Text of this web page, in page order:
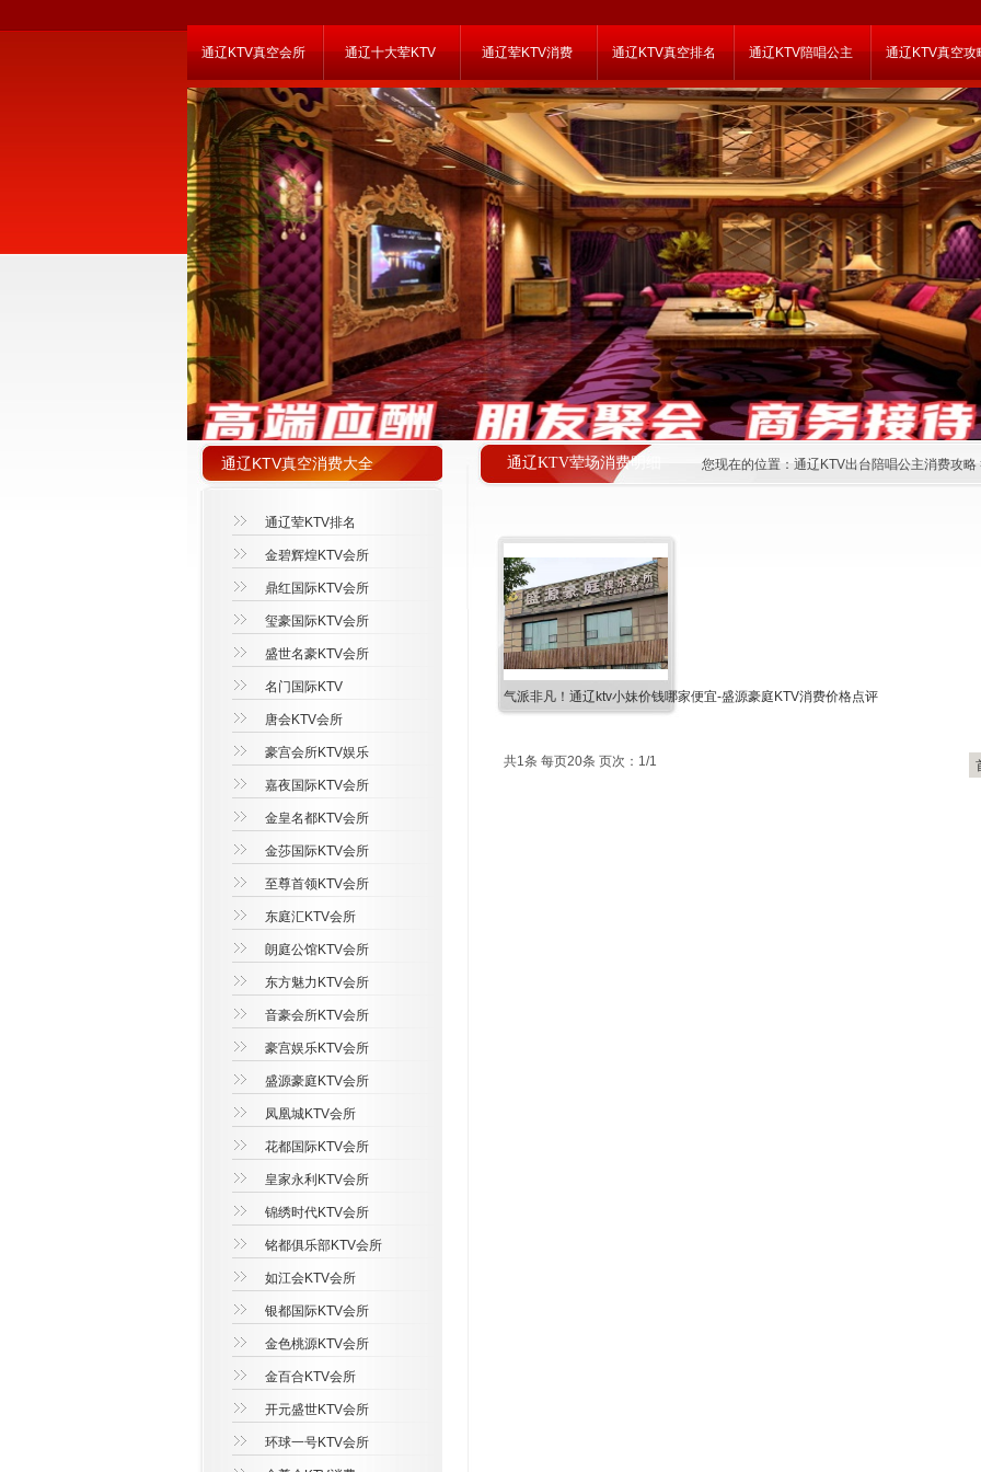
通辽KTV真空会所 通辽十大荤KTV 通辽荤KTV消费 通辽KTV真空排名 通辽KTV陪唱公主 通辽KTV真空攻
通辽KTV荤场消费明细 您现在的位置： 通辽KTV出台陪唱公主消费攻略
气派非凡！通辽ktv小妹价钱哪家便宜-盛源豪庭KTV消费价格点评
共1条 每页20条 页次：1/1
通辽KTV真空消费大全
通辽荤KTV排名
金碧辉煌KTV会所
鼎红国际KTV会所
玺豪国际KTV会所
盛世名豪KTV会所
名门国际KTV
唐会KTV会所
豪宫会所KTV娱乐
嘉夜国际KTV会所
金皇名都KTV会所
金莎国际KTV会所
至尊首领KTV会所
东庭汇KTV会所
朗庭公馆KTV会所
东方魅力KTV会所
音豪会所KTV会所
豪宫娱乐KTV会所
盛源豪庭KTV会所
凤凰城KTV会所
花都国际KTV会所
皇家永利KTV会所
锦绣时代KTV会所
铭都俱乐部KTV会所
如江会KTV会所
银都国际KTV会所
金色桃源KTV会所
金百合KTV会所
开元盛世KTV会所
环球一号KTV会所